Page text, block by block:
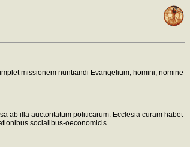
missionem nuntiandi Evangelium, homini, nomine
ab illa auctoritatum politicarum: Ecclesia curam habet
socialibus-oeconomicis.